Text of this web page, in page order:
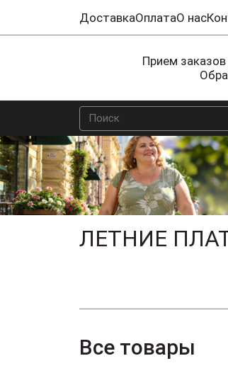
ДоставкаОплатаО нас
Прием
ЛЕТНИЕ
Все товары